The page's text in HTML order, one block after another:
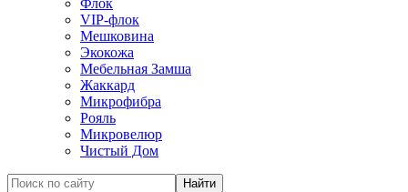
Флок
VIP-флок
Мешковина
Экокожа
Мебельная Замша
Жаккард
Микрофибра
Рояль
Микровелюр
Чистый Дом